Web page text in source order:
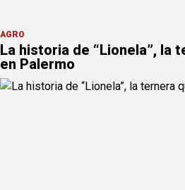
AGRO
La historia de “Lionela”, la
en Palermo